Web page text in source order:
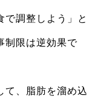
で調整しよう」と
制限は逆効果で
て、脂肪を溜め込